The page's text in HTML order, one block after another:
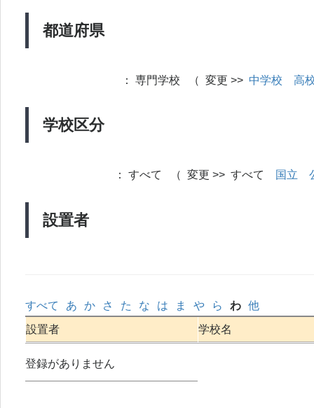
都道府県
学校区分
： 専門学校 （ 変更 >> 中学校 高
設置者
： すべて （ 変更 >> すべて 国立
すべて あ か さ た な は ま や ら わ 他
設置者
学校名
登録がありません